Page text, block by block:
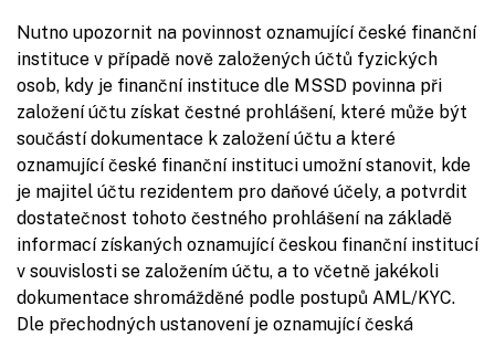
Nutno upozornit na povinnost oznamující české finanční
instituce v případě nově založených účtů fyzických
osob, kdy je finanční instituce dle MSSD povinna při
založení účtu získat čestné prohlášení, které může být
součástí dokumentace k založení účtu a které
oznamující české finanční instituci umožní stanovit, kde
je majitel účtu rezidentem pro daňové účely, a potvrdit
dostatečnost tohoto čestného prohlášení na základě
informací získaných oznamující českou finanční institucí
v souvislosti se založením účtu, a to včetně jakékoli
dokumentace shromážděné podle postupů AML/KYC.
Dle přechodných ustanovení je oznamující česká